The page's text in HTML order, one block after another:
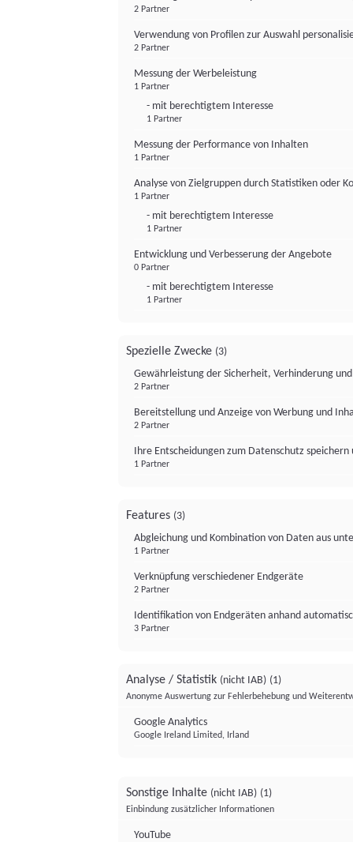
2 Partner
Verwendung von Profilen zur Auswahl
2 Partner
Messung der Werbeleistung
1 Partner
- mit berechtigtem Interesse
1 Partner
Messung der Performance von Inhalten
1 Partner
Analyse von Zielgruppen durch Statistiken oder
1 Partner
- mit berechtigtem Interesse
1 Partner
Entwicklung und Verbesserung der Angebote
0 Partner
- mit berechtigtem Interesse
1 Partner
Spezielle Zwecke (3)
Gewährleistung der Sicherheit, Verhinderung
2 Partner
Bereitstellung und Anzeige von Werbung und
2 Partner
Ihre Entscheidungen zum Datenschutz
1 Partner
Features (3)
Abgleichung und Kombination von Daten aus
1 Partner
Verknüpfung verschiedener Endgeräte
2 Partner
Identifikation von Endgeräten anhand
3 Partner
Analyse / Statistik (nicht IAB) (1)
Anonyme Auswertung zur Fehlerbehebung und
Google Analytics
Google Ireland Limited, Irland
Sonstige Inhalte (nicht IAB) (1)
Einbindung zusätzlicher Informationen
YouTube